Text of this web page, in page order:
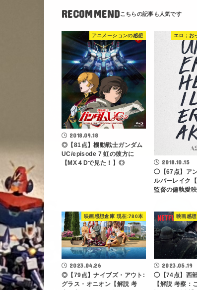
RECOMMEND
アニメーションの感想
2018.09.18
◎【81点】機動戦士ガンダム
UC/episode 7 虹の彼方に
【MX４Dで見た！】◎
エロ；お
2018.10.15
◯【67点】ア
ルバーレイク
監督の偏執愛
映画感想倉庫 現在:780本
2023.04.26
◎【79点】ナイブズ・アウト:
グラス・オニオン【解説 考
映画感
2023.05.19
◯【74点】西
【解説 考察：